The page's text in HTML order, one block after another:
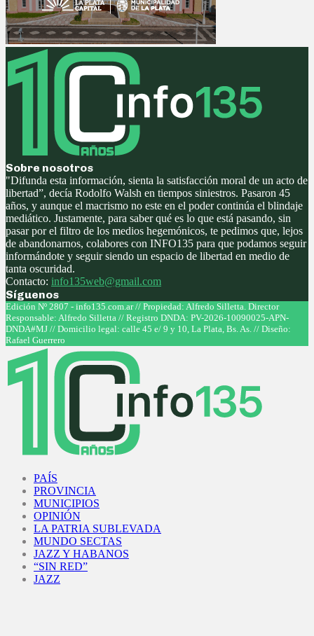
Sobre nosotros
"Difunda esta información, sienta la satisfacción moral de un acto de
libertad”, decía Rodolfo Walsh en tiempos siniestros. Pasaron 45
años, y aunque el macrismo no este en el poder continúa el blindaje
mediático. Justamente, para saber qué es lo que está pasando, sin
pasar por el filtro de los medios hegemónicos, te pedimos que, lejos
de abandonarnos, colabores con INFO135 para que podamos seguir
informándote y seguir siendo un espacio de libertad en medio de
tanta oscuridad.
Contacto: info135web@gmail.com
Síguenos
Facebook
Twitter
Instagram
Youtube
Edición Nº 2807 - info135.com.ar // Propiedad: Alfredo Silletta. Director
Responsable: Alfredo Silletta // Registro DNDA: PV-2026-10090025-APN-
DNDA#MJ // Domicilio legal: calle 45 e/ 9 y 10, La Plata, Bs. As. // Diseño:
Rafael Guerrero
PAÍS
PROVINCIA
MUNICIPIOS
OPINIÓN
LA PATRIA SUBLEVADA
MUNDO SECTAS
JAZZ Y HABANOS
“SIN RED”
JAZZ